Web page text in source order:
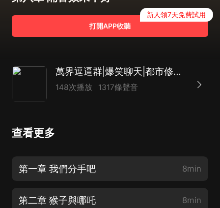
打開APP收聽
新人領7天免費試用
萬界逗逼群|爆笑聊天|都市修仙|AI多播
148次播放 1317條聲音
查看更多
第一章 我們分手吧 8min
第二章 猴子與哪吒 8min